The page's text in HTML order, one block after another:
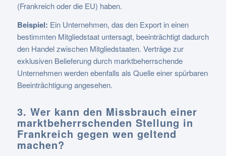
(Frankreich oder die EU) haben.
Beispiel: Ein Unternehmen, das den Export in einen
bestimmten Mitgliedstaat untersagt, beeinträchtigt dadurch
den Handel zwischen Mitgliedstaaten. Verträge zur
exklusiven Belieferung durch marktbeherrschende
Unternehmen werden ebenfalls als Quelle einer spürbaren
Beeinträchtigung angesehen.
3. Wer kann den Missbrauch einer
marktbeherrschenden Stellung in
Frankreich gegen wen geltend
machen?